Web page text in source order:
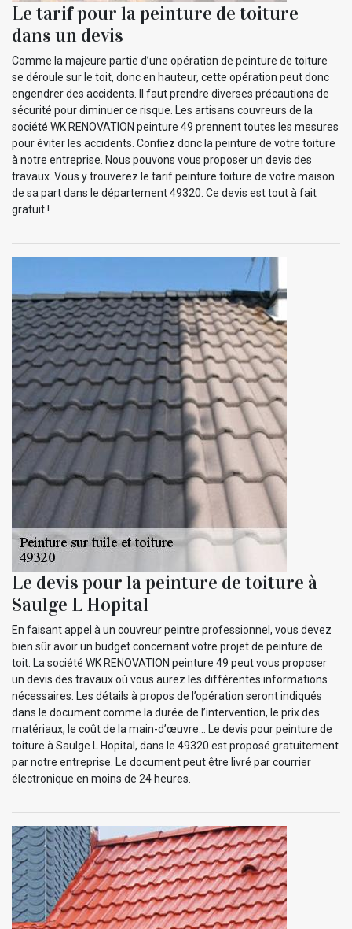
Le tarif pour la peinture de toiture
dans un devis
Comme la majeure partie d’une opération de peinture de toiture
se déroule sur le toit, donc en hauteur, cette opération peut donc
engendrer des accidents. Il faut prendre diverses précautions de
sécurité pour diminuer ce risque. Les artisans couvreurs de la
société WK RENOVATION peinture 49 prennent toutes les mesures
pour éviter les accidents. Confiez donc la peinture de votre toiture
à notre entreprise. Nous pouvons vous proposer un devis des
travaux. Vous y trouverez le tarif peinture toiture de votre maison
de sa part dans le département 49320. Ce devis est tout à fait
gratuit !
Le devis pour la peinture de toiture à
Saulge L Hopital
En faisant appel à un couvreur peintre professionnel, vous devez
bien sûr avoir un budget concernant votre projet de peinture de
toit. La société WK RENOVATION peinture 49 peut vous proposer
un devis des travaux où vous aurez les différentes informations
nécessaires. Les détails à propos de l’opération seront indiqués
dans le document comme la durée de l’intervention, le prix des
matériaux, le coût de la main-d’œuvre… Le devis pour peinture de
toiture à Saulge L Hopital, dans le 49320 est proposé gratuitement
par notre entreprise. Le document peut être livré par courrier
électronique en moins de 24 heures.